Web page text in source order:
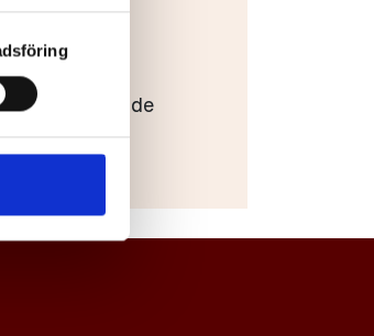
namn samt
det ägande